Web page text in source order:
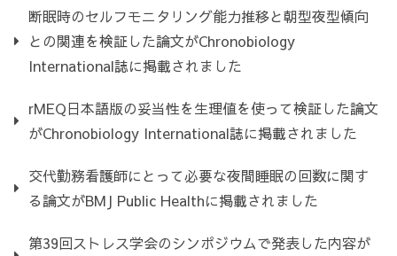
断眠時のセルフモニタリング能力推移と朝型夜型傾向
との関連を検証した論文がChronobiology
International誌に掲載されました
rMEQ日本語版の妥当性を生理値を使って検証した論文
がChronobiology International誌に掲載されました
交代勤務看護師にとって必要な夜間睡眠の回数に関す
る論文がBMJ Public Healthに掲載されました
第39回ストレス学会のシンポジウムで発表した内容が